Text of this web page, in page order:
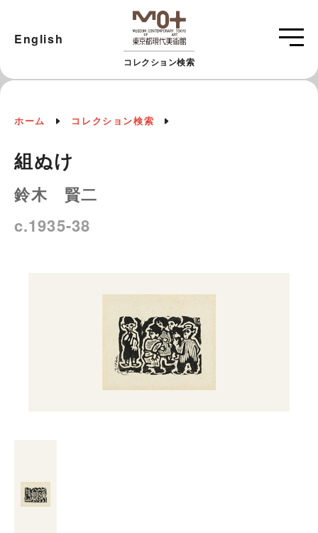
コレクション検索
English
ホーム コレクション検索
組ぬけ
鈴木 賢二
c.1935-38